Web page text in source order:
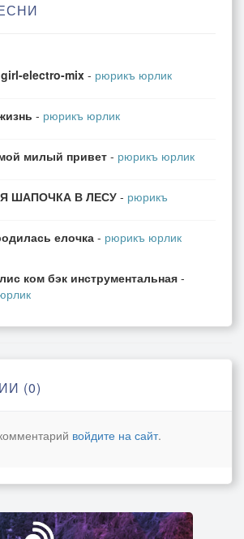
electro-mix - рюрикъ юрлик
- рюрикъ юрлик
милый привет- рюрикъ юрлик
ШАПОЧКА В ЛЕСУ- рюрикъ
елочка - рюрикъ юрлик
ком бэк инструментальная -
(0)
войдите на сайт.